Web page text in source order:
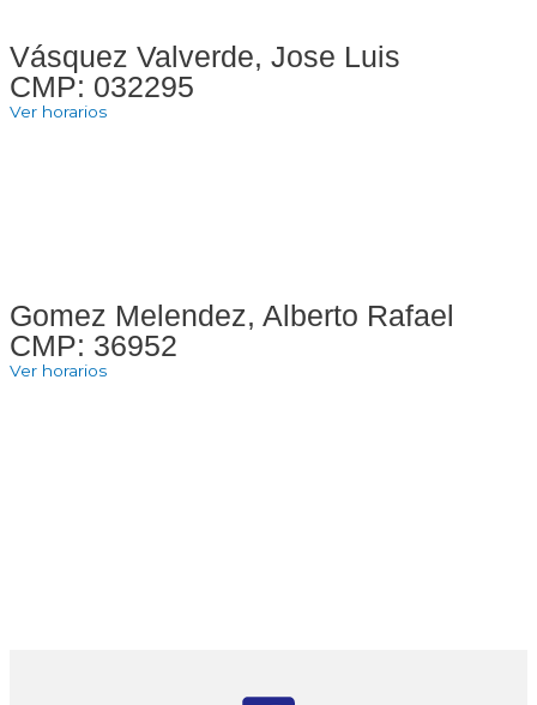
Vásquez Valverde, Jose Luis
CMP: 032295
Ver horarios
Gomez Melendez, Alberto Rafael
CMP: 36952
Ver horarios